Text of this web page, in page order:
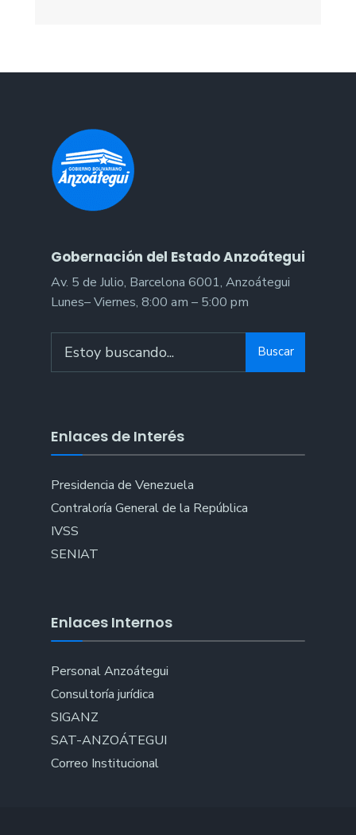
Gobernación del Estado Anzoátegui
Av. 5 de Julio, Barcelona 6001, Anzoátegui
Lunes– Viernes, 8:00 am – 5:00 pm
for:
Buscar
Enlaces de Interés
Presidencia de Venezuela
Contraloría General de la República
IVSS
SENIAT
Enlaces Internos
Personal Anzoátegui
Consultoría jurídica
SIGANZ
SAT-ANZOÁTEGUI
Correo Institucional